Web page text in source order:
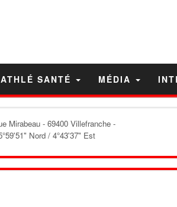
ATHLÉ SANTÉ MÉDIA
Mirabeau - 69400 Villefranche -
Nord / 4°43'37" Est